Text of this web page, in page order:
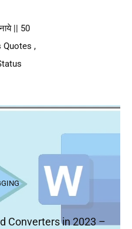
|| 50
Quotes ,
Converters in 2023 –